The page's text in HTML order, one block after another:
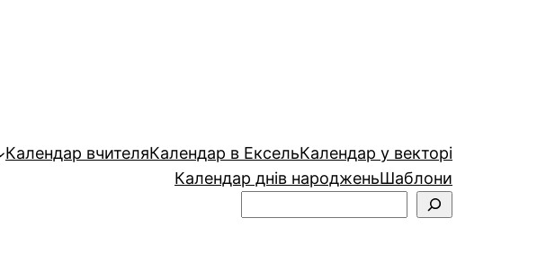
Календар вчителяКалендар в ЕксельКалендар у векторі
Календар днів народженьШаблони